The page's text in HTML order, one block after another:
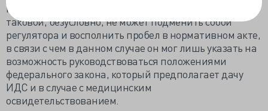
несоответствия норм федеральному закону. Суд как
таковой, безусловно, не может подменить собой
регулятора и восполнить пробел в нормативном акте,
в связи с чем в данном случае он мог лишь указать на
возможность руководствоваться положениями
федерального закона, который предполагает дачу
ИДС и в случае с медицинским
освидетельствованием.